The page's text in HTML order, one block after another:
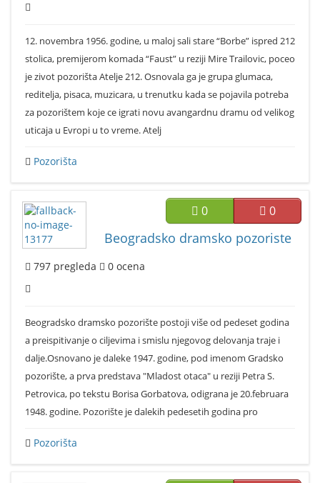
12. novembra 1956. godine, u maloj sali stare “Borbe” ispred 212
stolica, premijerom komada “Faust” u reziji Mire Trailovic, poceo
je zivot pozorišta Atelje 212. Osnovala ga je grupa glumaca,
reditelja, pisaca, muzicara, u trenutku kada se pojavila potreba
za pozorištem koje ce igrati novu avangardnu dramu od velikog
uticaja u Evropi u to vreme. Atelj
Pozorišta
0 0
Beogradsko dramsko pozoriste
797 pregleda 0 ocena
Beogradsko dramsko pozorište postoji više od pedeset godina
a preispitivanje o ciljevima i smislu njegovog delovanja traje i
dalje.Osnovano je daleke 1947. godine, pod imenom Gradsko
pozorište, a prva predstava "Mladost otaca" u reziji Petra S.
Petrovica, po tekstu Borisa Gorbatova, odigrana je 20.februara
1948. godine. Pozorište je dalekih pedesetih godina pro
Pozorišta